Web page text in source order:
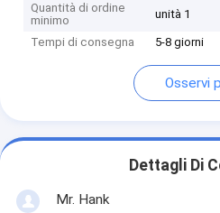
Quantità di ordine
minimo
unità 1
Tempi di consegna 5-8 giorni
Osservi
Dettagli Di
Mr. Hank